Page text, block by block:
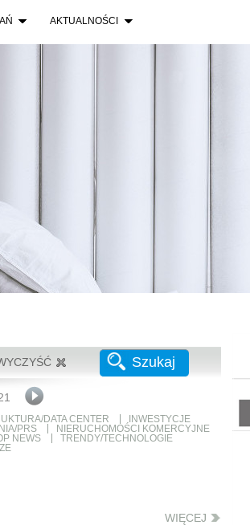
AKTUALNOŚCI
Szukaj
2020
DATA CENTER
INWESTYCJE
PRS
NIERUCHOMOŚCI KOMERCYJNE
NEWS
TRENDY/TECHNOLOGIE
WIĘCEJ